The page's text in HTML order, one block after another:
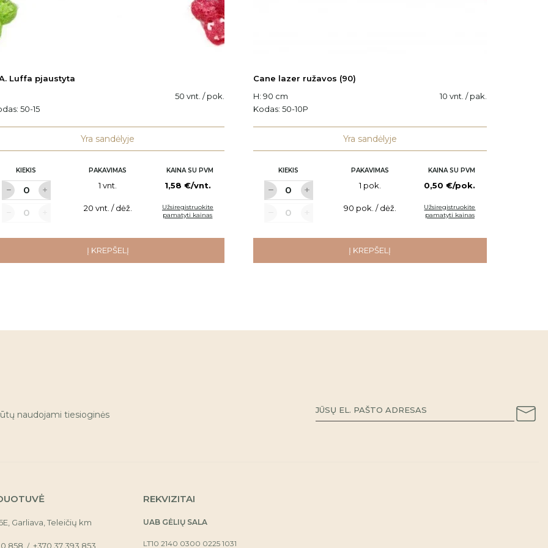
Luffa pjaustyta
50 vnt. / pok.
50-15
Yra sandėlyje
KIEKIS PAKAVIMAS KAINA SU PVM
1 vnt. 1,58 €/vnt.
20 vnt. / dėž.
Užsiregistruokite
pamatyti kainas
Į KREPŠELĮ
Cane lazer ružavos (90)
H: 90 cm
10 vnt. / pak.
Kodas:50-10P
Yra sandėlyje
KIEKIS PAKAVIMAS KAINA SU PVM
1 pok. 0,50 €/pok.
90 pok. / dėž.
Užsiregistruokite
pamatyti kainas
Į KREPŠELĮ
naudojami tiesioginės
Garliava, Teleičių km
858 / +370 37 393 853
REKVIZITAI
UAB GĖLIŲ SALA
LT10 2140 0300 0225 1031